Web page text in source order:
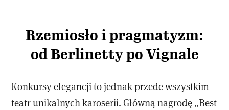
Rzemiosło i pragmatyzm:
od Berlinetty po Vignale
Konkursy elegancji to jednak przede wszystkim
teatr unikalnych karoserii. Główną nagrodę „Best